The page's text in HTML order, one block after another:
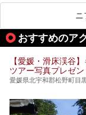
な自
日本
ある
方を
銭湯
ニ
おすすめのア
【愛媛・滑床渓谷
ツアー写真プレゼン
愛媛県北宇和郡松野町目